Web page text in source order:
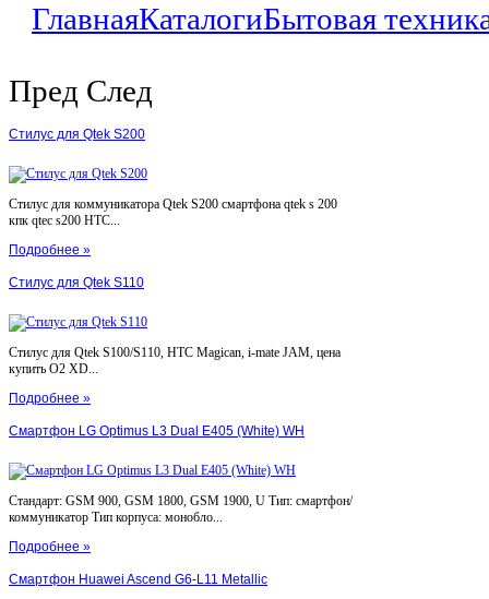
ГлавнаяКаталогиБытовая
Пред След
Стилус для Qtek S200
Стилус для коммуникатора Qtek S200 смартфона qtek s 200
кпк qtec s200 HTC...
Подробнее »
Стилус для Qtek S110
Стилус для Qtek S100/S110, HTC Magican, i-mate JAM, цена
купить O2 XD...
Подробнее »
Смартфон LG Optimus L3 Dual E405 (White) WH
Стандарт: GSM 900, GSM 1800, GSM 1900, U Тип: смартфон/
коммуникатор Тип корпуса: монобло...
Подробнее »
Смартфон Huawei Ascend G6-L11 Metallic